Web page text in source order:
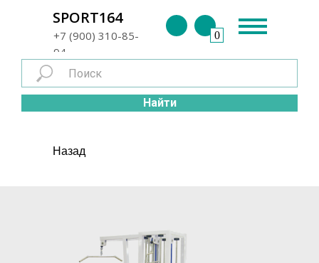
+7 (900) 310-85-
94
SPORT164
0
Найти
Назад